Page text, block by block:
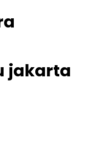
jakarta